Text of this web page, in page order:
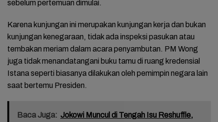
sebelum pertemuan dimulai.
Karena kunjungan ini merupakan kunjungan kerja dan bukan
kunjungan kenegaraan, tidak ada inspeksi pasukan atau
tembakan meriam dalam acara penyambutan. PM Wong
juga tidak menandatangani buku tamu di ruang kredensial
Istana seperti biasanya dilakukan oleh pemimpin negara lain
saat bertemu Presiden.
Baca Juga: Jokowi Muncul di Tengah Isu Reshuffle,